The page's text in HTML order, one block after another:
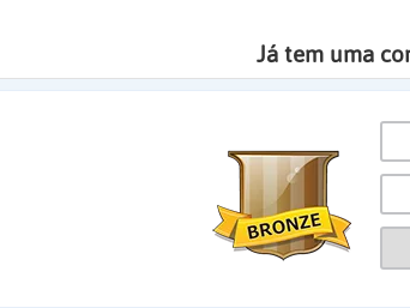
Já tem uma